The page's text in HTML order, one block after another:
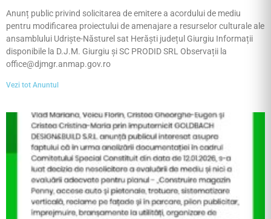
Anunț public privind solicitarea de emitere a acordului de mediu
pentru modificarea proiectului de amenajare a resurselor culturale ale
ansamblului Udriște-Năsturel sat Herăști județul Giurgiu Informații
disponibile la D.J.M. Giurgiu și SC PRODID SRL Observații la
office@djmgr.anmap.gov.ro
Vezi tot Anuntul